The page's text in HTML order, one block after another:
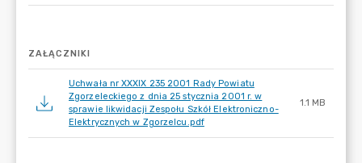
ZAŁĄCZNIKI
Uchwała nr XXXIX 235 2001 Rady Powiatu
Zgorzeleckiego z dnia 25 stycznia 2001 r. w
sprawie likwidacji Zespołu Szkół Elektroniczno-
Elektrycznych w Zgorzelcu.pdf
1.1 MB